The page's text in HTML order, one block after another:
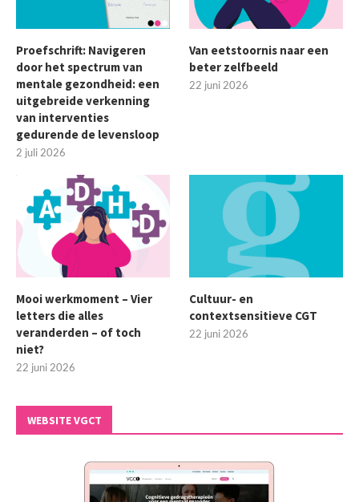
Proefschrift: Navigeren
door het spectrum van
mentale gezondheid: een
uitgebreide verkenning
van interventies
gedurende de levensloop
2 juli 2026
Van eetstoornis naar een
beter zelfbeeld
22 juni 2026
Mooi werkmoment – Vier
letters die alles
veranderden – of toch
niet?
22 juni 2026
Cultuur- en
contextsensitieve CGT
22 juni 2026
WEBSITE VGCT